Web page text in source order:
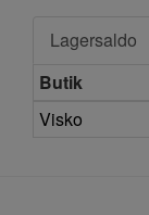
Lagersaldo
Butik
Visko